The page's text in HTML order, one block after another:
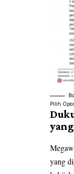
Pilih
yang